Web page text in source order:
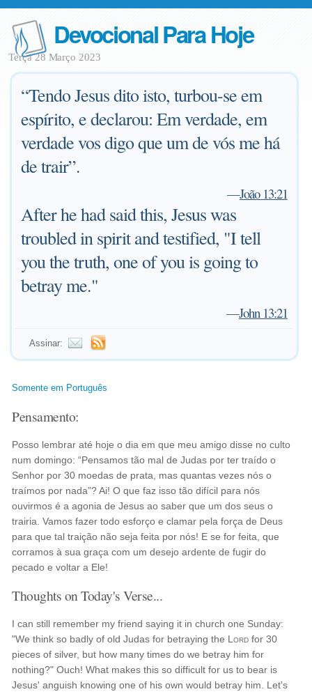
Devocional Para Hoje
Terça 28 Março 2023
“Tendo Jesus dito isto, turbou-se em
espírito, e declarou: Em verdade, em
verdade vos digo que um de vós me há
de trair”.
—João 13:21
After he had said this, Jesus was
troubled in spirit and testified, "I tell
you the truth, one of you is going to
betray me."
—John 13:21
Assinar:
Somente em Português
Pensamento:
Posso lembrar até hoje o dia em que meu amigo disse no culto
num domingo: “Pensamos tão mal de Judas por ter traído o
Senhor por 30 moedas de prata, mas quantas vezes nós o
traímos por nada”? Ai! O que faz isso tão difícil para nós
ouvirmos é a agonia de Jesus ao saber que um dos seus o
trairia. Vamos fazer todo esforço e clamar pela força de Deus
para que tal traição não seja feita por nós! E se for feita, que
corramos à sua graça com um desejo ardente de fugir do
pecado e voltar a Ele!
Thoughts on Today's Verse...
I can still remember my friend saying it in church one Sunday:
"We think so badly of old Judas for betraying the Lord for 30
pieces of silver, but how many times do we betray him for
nothing?" Ouch! What makes this so difficult for us to bear is
Jesus' anguish knowing one of his own would betray him. Let's